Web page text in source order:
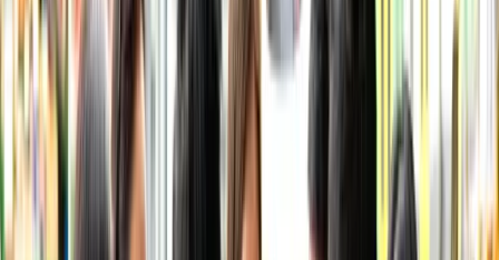
Ca sĩ Việt (Đàm Vĩnh Hưng, Mỹ Tâm, Hà Anh
Tuấn, rap Việt…) lưu diễn Úc khá đều — theo dõi
các đơn vị tổ chức show Việt tại
Sydney/Melbourne trên Facebook.
Lễ hội lớn: New Year’s Eve Sydney, Vivid Sydney
Sai lầm thường gặp